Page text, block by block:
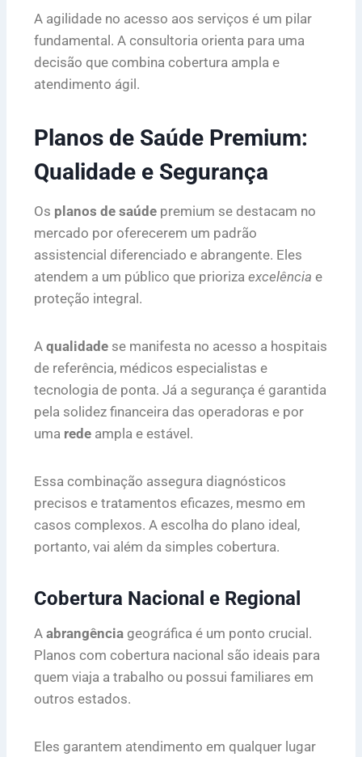
A agilidade no acesso aos serviços é um pilar
fundamental. A consultoria orienta para uma
decisão que combina cobertura ampla e
atendimento ágil.
Planos de Saúde Premium:
Qualidade e Segurança
Os planos de saúde premium se destacam no
mercado por oferecerem um padrão
assistencial diferenciado e abrangente. Eles
atendem a um público que prioriza excelência e
proteção integral.
A qualidade se manifesta no acesso a hospitais
de referência, médicos especialistas e
tecnologia de ponta. Já a segurança é garantida
pela solidez financeira das operadoras e por
uma rede ampla e estável.
Essa combinação assegura diagnósticos
precisos e tratamentos eficazes, mesmo em
casos complexos. A escolha do plano ideal,
portanto, vai além da simples cobertura.
Cobertura Nacional e Regional
A abrangência geográfica é um ponto crucial.
Planos com cobertura nacional são ideais para
quem viaja a trabalho ou possui familiares em
outros estados.
Eles garantem atendimento em qualquer lugar